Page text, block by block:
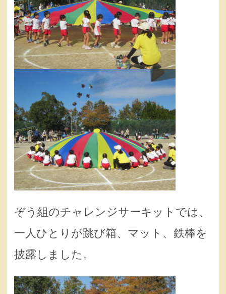
ぞう組のチャレンジサーキットでは、
一人ひとりが跳び箱、マット、鉄棒を
披露しました。